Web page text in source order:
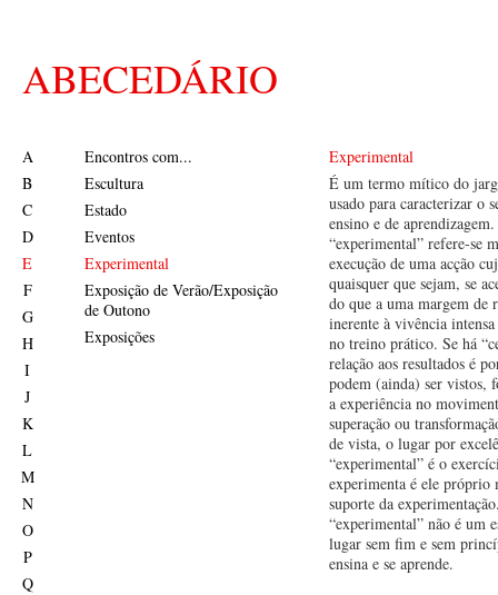
ABECEDÁRIO
A
B
C
D
E
F
G
H
I
J
K
L
M
N
O
P
Q
Encontros com...
Escultura
Estado
Eventos
Experimental
Exposição de Verão/Exposição
de Outono
Exposições
Experimental
É um termo mítico do
usado para caracterizar o
ensino e de
“experimental” refere-se
execução de uma acção
quaisquer que sejam, se
do que a uma margem de
inerente à vivência
no treino prático. Se há
relação aos resultados é
podem (ainda) ser vistos,
a experiência no
superação ou
de vista, o lugar por
“experimental” é o
experimenta é ele próprio
suporte da
“experimental” não é um
lugar sem fim e sem
ensina e se aprende.